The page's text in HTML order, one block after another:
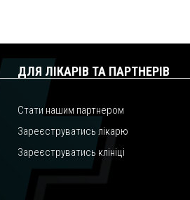
ДЛЯ ЛІКАРІВ ТА ПАРТНЕРІВ
Стати нашим партнером
Зареєструватись лікарю
Зареєструватись клініці